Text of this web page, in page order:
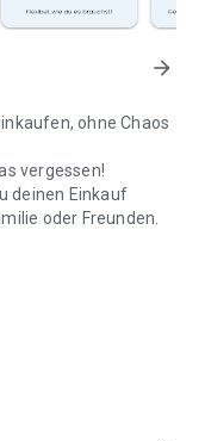
arrow_forward
ohne Chaos
vergessen!
deinen Einkauf
oder Freunden.
Alle sehen
erstellen und